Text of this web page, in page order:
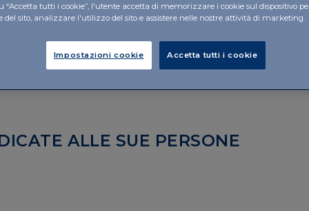
ALLE SUE PERSONE
“Accetta tutti i cookie”, l'utente accetta di memorizzare i cookie sul dispositivo
del sito, analizzare l'utilizzo del sito e assistere nelle nostre attività di marketing.
Impostazioni cookie Accetta tutti i cookie